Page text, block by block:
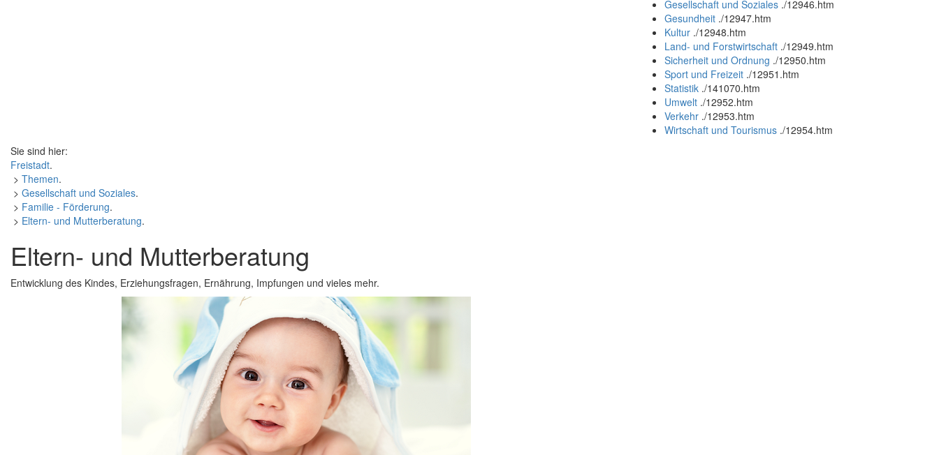
Gesellschaft und Soziales ./12946.htm
Gesundheit ./12947.htm
Kultur ./12948.htm
Land- und Forstwirtschaft ./12949.htm
Sicherheit und Ordnung ./12950.htm
Sport und Freizeit ./12951.htm
Statistik ./141070.htm
Umwelt ./12952.htm
Verkehr ./12953.htm
Wirtschaft und Tourismus ./12954.htm
Sie sind hier:
Freistadt.
> Themen.
> Gesellschaft und Soziales.
> Familie - Förderung.
> Eltern- und Mutterberatung.
Eltern- und Mutterberatung
Entwicklung des Kindes, Erziehungsfragen, Ernährung, Impfungen und vieles mehr.